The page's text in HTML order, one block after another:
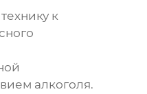
к
алкоголя.